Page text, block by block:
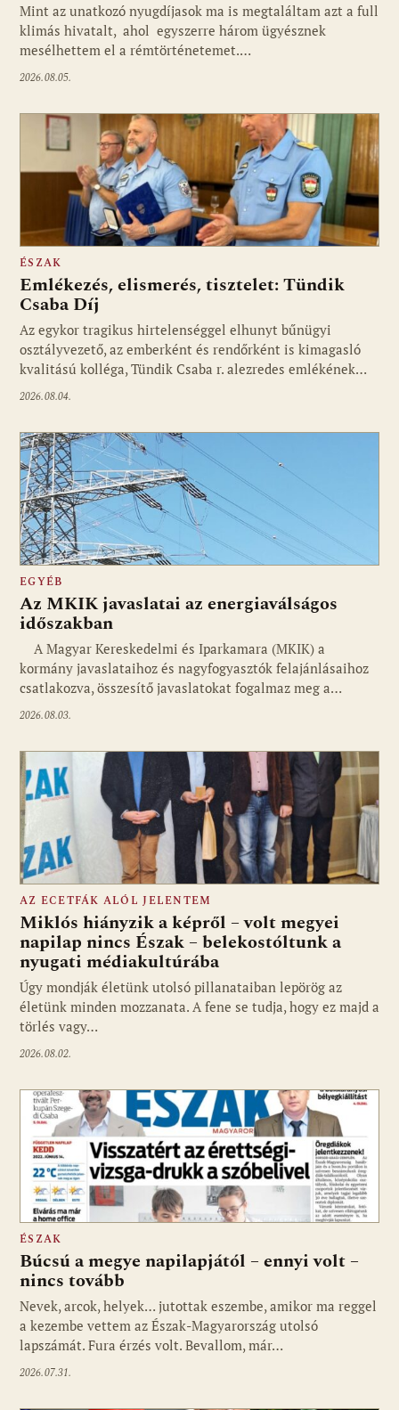
Mint az unatkozó nyugdíjasok ma is megtaláltam azt a full
klimás hivatalt, ahol egyszerre három ügyésznek
mesélhettem el a rémtörténetemet.…
2026.08.05.
ÉSZAK
Emlékezés, elismerés, tisztelet: Tündik
Csaba Díj
Az egykor tragikus hirtelenséggel elhunyt bűnügyi
osztályvezető, az emberként és rendőrként is kimagasló
kvalitású kolléga, Tündik Csaba r. alezredes emlékének…
2026.08.04.
EGYÉB
Az MKIK javaslatai az energiaválságos
időszakban
A Magyar Kereskedelmi és Iparkamara (MKIK) a
kormány javaslataihoz és nagyfogyasztók felajánlásaihoz
csatlakozva, összesítő javaslatokat fogalmaz meg a…
2026.08.03.
AZ ECETFÁK ALÓL JELENTEM
Miklós hiányzik a képről – volt megyei
napilap nincs Észak – belekostóltunk a
nyugati médiakultúrába
Úgy mondják életünk utolsó pillanataiban lepörög az
életünk minden mozzanata. A fene se tudja, hogy ez majd a
törlés vagy…
2026.08.02.
ÉSZAK
Búcsú a megye napilapjától – ennyi volt –
nincs tovább
Nevek, arcok, helyek… jutottak eszembe, amikor ma reggel
a kezembe vettem az Észak-Magyarország utolsó
lapszámát. Fura érzés volt. Bevallom, már…
2026.07.31.